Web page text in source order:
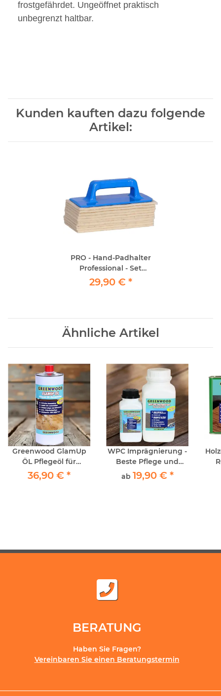
frostgefährdet. Ungeöffnet praktisch
unbegrenzt haltbar.
Kunden kauften dazu folgende
Artikel:
PRO - Hand-Padhalter
Professional - Set
"Parkett-Nachölen" inkl.
10x Schafwollpad
29,90 € *
Ähnliche Artikel
Greenwood GlamUp
ÖL Pflegeöl für
Parkettböden 1lt
36,90 € *
WPC Imprägnierung -
Beste Pflege und
Farbauffrischung für
WPC Terrassen
ab 19,90 € *
BERATUNG
Haben Sie Fragen?
Vereinbaren Sie einen Beratungstermin